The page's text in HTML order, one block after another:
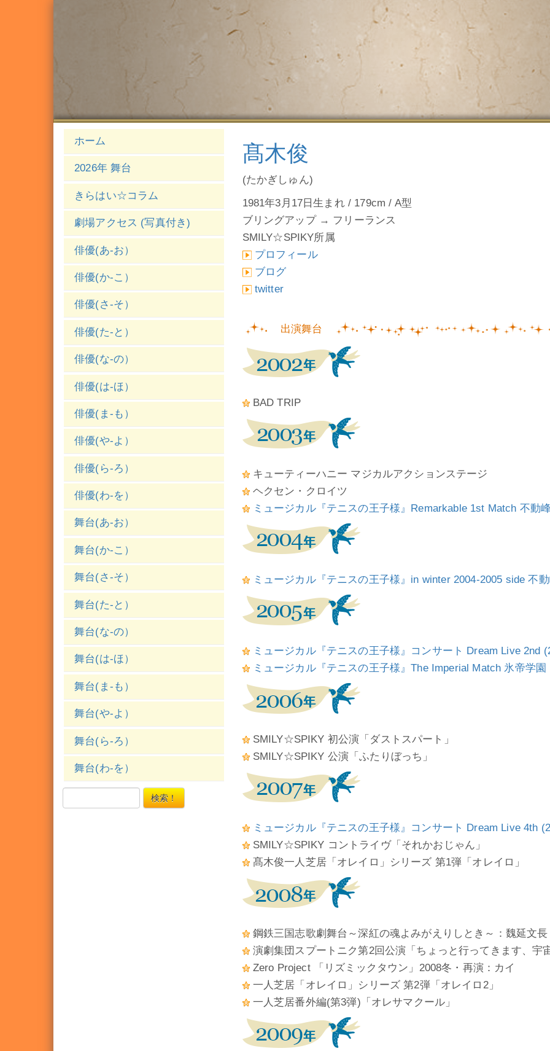
髙木俊
(たかぎしゅん)
1981年3月17日生まれ / 179cm / A型
ブリングアップ → フリーランス
SMILY☆SPIKY所属
プロフィール
ブログ
twitter
出演舞台
BAD TRIP
キューティーハニー マジカルアクションステージ
ヘクセン・クロイツ
ミュージカル『テニスの王子様』Remarkable 1st Match 不動
ミュージカル『テニスの王子様』in winter 2004-2005 side 不
ミュージカル『テニスの王子様』コンサート Dream Live 2nd
ミュージカル『テニスの王子様』The Imperial Match 氷帝学
SMILY☆SPIKY 初公演「ダストスパート」
SMILY☆SPIKY 公演「ふたりぼっち」
ミュージカル『テニスの王子様』コンサート Dream Live 4th
SMILY☆SPIKY コントライヴ「それかおじゃん」
髙木俊一人芝居「オレイロ」シリーズ 第1弾「オレイロ」
鋼鉄三国志歌劇舞台～深紅の魂よみがえりしとき～：魏延文長
演劇集団スプートニク第2回公演「ちょっと行ってきます、宇
Zero Project 「リズミックタウン」2008冬・再演：カイ
一人芝居「オレイロ」シリーズ 第2弾「オレイロ2」
一人芝居番外編(第3弾)「オレサマクール」
ホーム
2026年 舞台
きらはい☆コラム
劇場アクセス (写真付き)
俳優(あ-お）
俳優(か-こ）
俳優(さ-そ）
俳優(た-と）
俳優(な-の）
俳優(は-ほ）
俳優(ま-も）
俳優(や-よ）
俳優(ら-ろ）
俳優(わ-を）
舞台(あ-お）
舞台(か-こ）
舞台(さ-そ）
舞台(た-と）
舞台(な-の）
舞台(は-ほ）
舞台(ま-も）
舞台(や-よ）
舞台(ら-ろ）
舞台(わ-を）
検索！